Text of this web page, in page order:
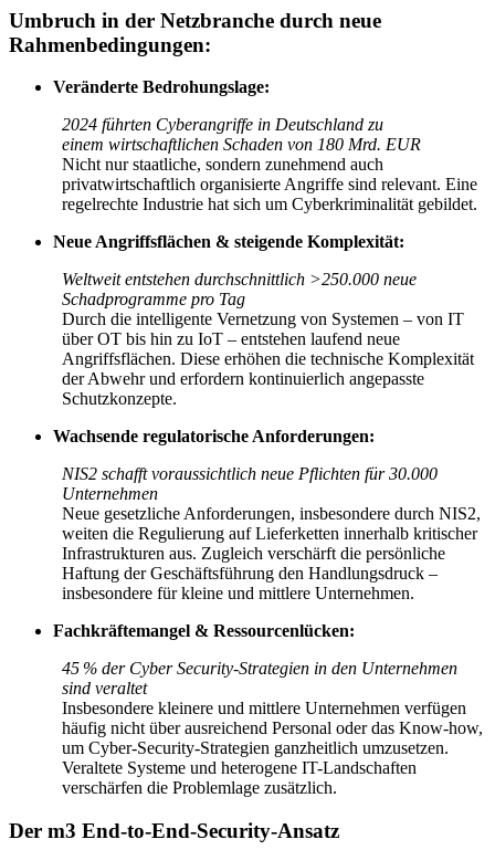
Umbruch in der Netzbranche durch neue
Rahmenbedingungen:
Veränderte Bedrohungslage:
2024 führten Cyberangriffe in Deutschland zu
einem wirtschaftlichen Schaden von 180 Mrd. EUR
Nicht nur staatliche, sondern zunehmend auch
privatwirtschaftlich organisierte Angriffe sind relevant. Eine
regelrechte Industrie hat sich um Cyberkriminalität gebildet.
Neue Angriffsflächen & steigende Komplexität:
Weltweit entstehen durchschnittlich >250.000 neue
Schadprogramme pro Tag
Durch die intelligente Vernetzung von Systemen – von IT
über OT bis hin zu IoT – entstehen laufend neue
Angriffsflächen. Diese erhöhen die technische Komplexität
der Abwehr und erfordern kontinuierlich angepasste
Schutzkonzepte.
Wachsende regulatorische Anforderungen:
NIS2 schafft voraussichtlich neue Pflichten für 30.000
Unternehmen
Neue gesetzliche Anforderungen, insbesondere durch NIS2,
weiten die Regulierung auf Lieferketten innerhalb kritischer
Infrastrukturen aus. Zugleich verschärft die persönliche
Haftung der Geschäftsführung den Handlungsdruck –
insbesondere für kleine und mittlere Unternehmen.
Fachkräftemangel & Ressourcenlücken:
45 % der Cyber Security-Strategien in den Unternehmen
sind veraltet
Insbesondere kleinere und mittlere Unternehmen verfügen
häufig nicht über ausreichend Personal oder das Know-how,
um Cyber-Security-Strategien ganzheitlich umzusetzen.
Veraltete Systeme und heterogene IT-Landschaften
verschärfen die Problemlage zusätzlich.
Der m3 End-to-End-Security-Ansatz